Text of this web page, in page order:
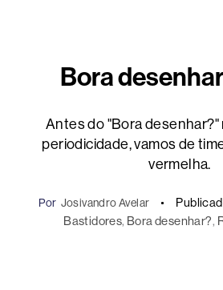
Bora
Antes do "Bora desenhar?"
periodicidade, vamos de
vermelha.
Por Josivandro Avelar
Bastidores, Bora desenhar?,